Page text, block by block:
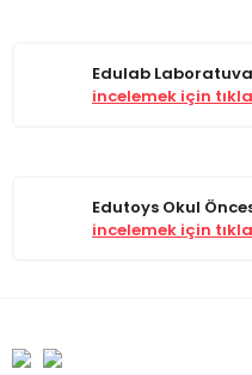
Edulab
incelemek için
Edutoys Okul
incelemek için